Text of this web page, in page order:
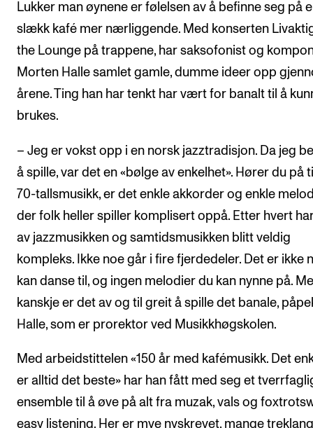
Lukker man øynene er følelsen av å befinne seg på
slækk kafé mer nærliggende. Med konserten
the Lounge på trappene, har saksofonist og
Morten Halle samlet gamle, dumme ideer opp
årene. Ting han har tenkt har vært for banalt til å
brukes.
– Jeg er vokst opp i en norsk jazztradisjon. Da jeg
å spille, var det en «bølge av enkelhet». Hører du på
70-tallsmusikk, er det enkle akkorder og enkle
der folk heller spiller komplisert oppå. Etter hvert
av jazzmusikken og samtidsmusikken blitt veldig
kompleks. Ikke noe går i fire fjerdedeler. Det er ikke
kan danse til, og ingen melodier du kan nynne på.
kanskje er det av og til greit å spille det banale,
Halle, som er prorektor ved Musikkhøgskolen.
Med arbeidstittelen «150 år med kafémusikk. Det
er alltid det beste» har han fått med seg et
ensemble til å øve på alt fra muzak, vals og
easy listening. Her er mye nyskrevet, mange